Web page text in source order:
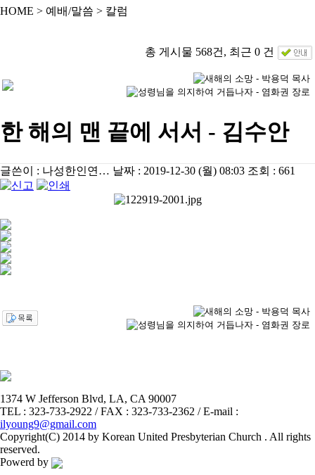
HOME > 예배/말씀 > 칼럼
총 게시물 568건, 최근 0 건
한 해의 맨 끝에 서서 - 김수안
글쓴이 : 나성한인연… 날짜 : 2019-12-30 (월) 08:03 조회 : 661
1374 W Jefferson Blvd, LA, CA 90007
TEL : 323-733-2922 / FAX : 323-733-2362 / E-mail :
ilyoung9@gmail.com
Copyright(C) 2014 by Korean United Presbyterian Church . All rights
reserved.
Powerd by